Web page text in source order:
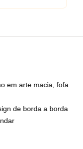
em arte macia, fofa
de borda a borda